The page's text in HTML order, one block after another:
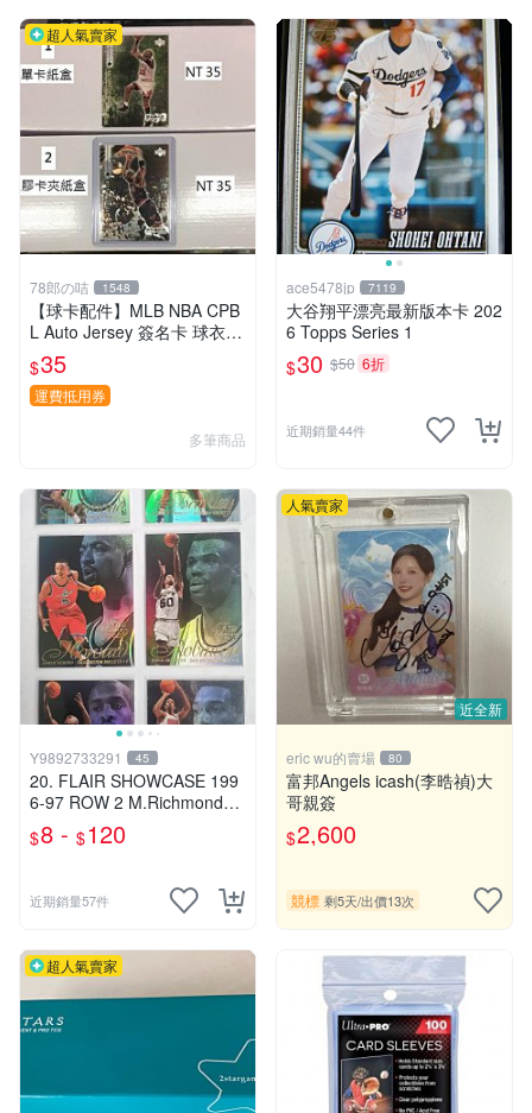
超人氣賣家
78郎の咭 1548
【球卡配件】MLB NBA CPB
L Auto Jersey 簽名卡 球衣
球員卡專用 白條紙盒 一般普
卡可放約3-400張
$35
運費抵用券
多筆商品
ace5478jp 7119
大谷翔平漂亮最新版本卡 202
6 Topps Series 1
$30 $50 6折
近期銷量44件
Y9892733291 45
20. FLAIR SHOWCASE 199
6-97 ROW 2 M.Richmond、
C.Barkley、J.Howard、D.Ro
binson....
$8 - $120
近期銷量57件
近全新
人氣賣家
eric wu的賣場 80
富邦Angels icash(李晧禎)大
哥親簽
$2,600
競標 剩5天/出價13次
超人氣賣家